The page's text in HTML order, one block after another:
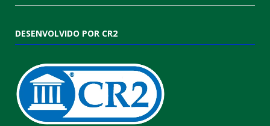
DESENVOLVIDO POR CR2